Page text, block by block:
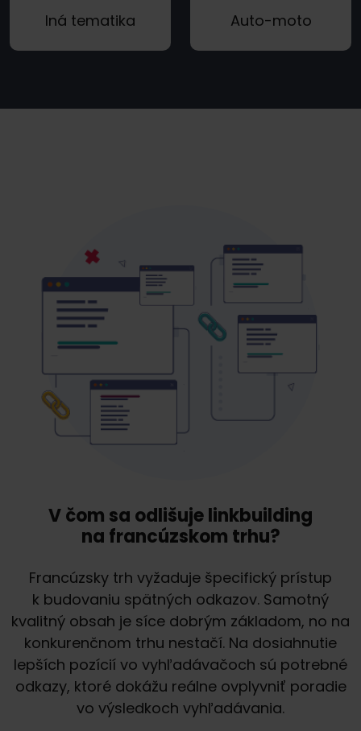
Iná tematika Auto-moto
V čom sa odlišuje linkbuilding
na francúzskom trhu?
Francúzsky trh vyžaduje špecifický prístup
k budovaniu spätných odkazov. Samotný
kvalitný obsah je síce dobrým základom, no na
konkurenčnom trhu nestačí. Na dosiahnutie
lepších pozícií vo vyhľadávačoch sú potrebné
odkazy, ktoré dokážu reálne ovplyvniť poradie
vo výsledkoch vyhľadávania.